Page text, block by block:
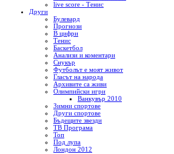
live score - Тенис
Други
Булевард
Прогнози
В цифри
Тенис
Баскетбол
Анализи и коментари
Снукър
Футболът е моят живот
Гласът на народа
Архивите са живи
Олимпийски игри
Ванкувър 2010
Зимни спортове
Други спортове
Бъдещите звезди
ТВ Програма
Топ
Под лупа
Лондон 2012